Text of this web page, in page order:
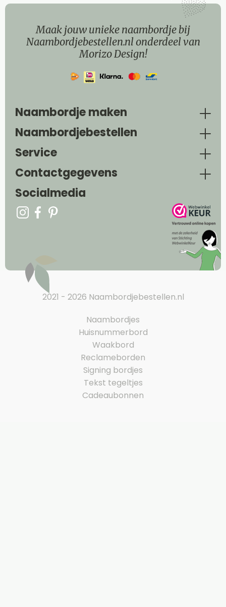
Maak jouw unieke naambordje bij
Naambordjebestellen.nl onderdeel van
Morizo Design!
Naambordje maken
Naambordjebestellen
Service
Contactgegevens
Socialmedia
2021 - 2026 Naambordjebestellen.nl
Naambordjes
Huisnummerbord
Waakbord
Reclameborden
Signing bordjes
Tekst tegeltjes
Cadeaubonnen